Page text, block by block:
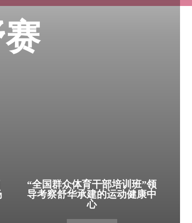
“全国群众体育干部培训班”领
导考察舒华承建的运动健康中
心